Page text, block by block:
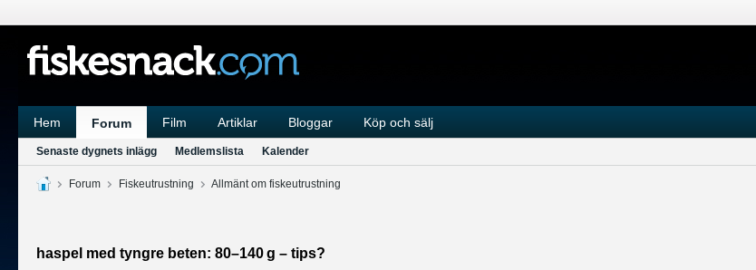
Hem Forum Film Artiklar Bloggar Köp och sälj
Senaste dygnets inlägg Medlemslista Kalender
Forum Fiskeutrustning Allmänt om fiskeutrustning
haspel med tyngre beten: 80–140 g – tips?